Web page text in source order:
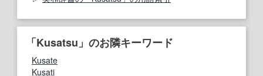
「Kusatsu」のお隣キーワード
Kusate
Kusati